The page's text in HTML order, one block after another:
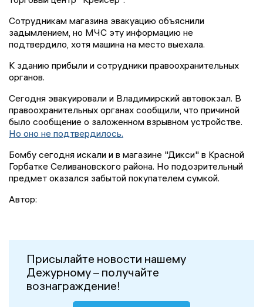
Сотрудникам магазина эвакуацию объяснили
задымлением, но МЧС эту информацию не
подтвердило, хотя машина на место выехала.
К зданию прибыли и сотрудники правоохранительных
органов.
Сегодня эвакуировали и Владимирский автовокзал. В
правоохранительных органах сообщили, что причиной
было сообщение о заложенном взрывном устройстве.
Но оно не подтвердилось.
Бомбу сегодня искали и в магазине "Дикси" в Красной
Горбатке Селивановского района. Но подозрительный
предмет оказался забытой покупателем сумкой.
Автор:
Присылайте новости нашему
Дежурному – получайте
вознаграждение!